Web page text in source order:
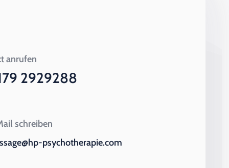
anrufen
2929288
schreiben
psychotherapie.com